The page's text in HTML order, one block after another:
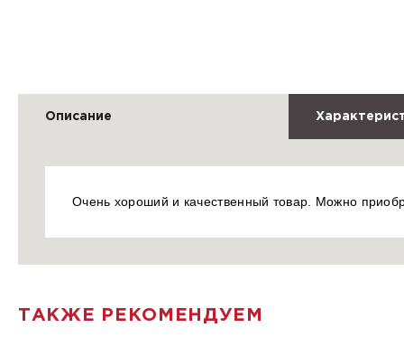
Описание
Очень хороший и качественный товар. Можно
ТАКЖЕ РЕКОМЕНДУЕМ